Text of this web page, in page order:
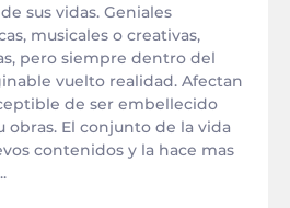
sus vidas. Geniales
musicales o creativas,
pero siempre dentro del
vuelto realidad. Afectan
de ser embellecido
obras. El conjunto de la vida
contenidos y la hace mas